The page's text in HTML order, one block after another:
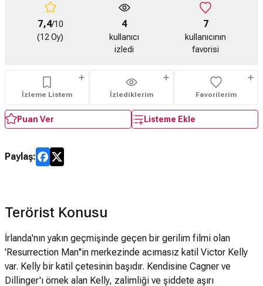
7,4/10
(12 Oy)
4
kullanıcı
izledi
7
kullanıcının
favorisi
İzleme Listem İzlediklerim Favorilerim
Puan Ver Listeme Ekle
Paylaş:
Terörist Konusu
İrlanda'nın yakın geçmişinde geçen bir gerilim filmi olan
'Resurrection Man''in merkezinde acımasız katil Victor Kelly
var. Kelly bir katil çetesinin başıdır. Kendisine Cagner ve
Dillinger'ı örnek alan Kelly, zalimliği ve şiddete aşırı